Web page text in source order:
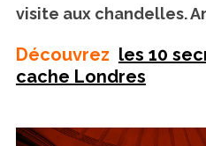
visite aux chandelles.
Découvrez les 10
cache Londres